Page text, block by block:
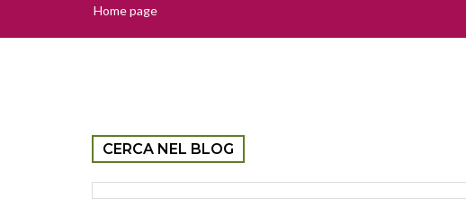
Home page
CERCA NEL BLOG